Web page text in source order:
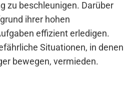
zu beschleunigen. Darüber
ihrer hohen
effizient erledigen.
Situationen, in denen
bewegen, vermieden.